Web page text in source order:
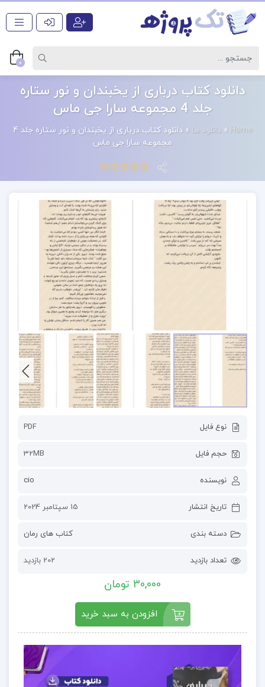
0
دانلود کتاب درباری از یخبندان و نور ستاره
جلد 4 مجموعه سارا جی ماس
Home
» دانلود ها »
دانلود کتاب درباری از یخبندان و نور ستاره جلد 4
مجموعه سارا جی ماس
نوع فایل PDF
حجم فایل 32MB
نویسنده cio
تاریخ انتشار 15 سپتامبر 2024
دسته بندی کتاب های رمان
تعداد بازدید 202 بازدید
30,000 تومان
افزودن به سبد خرید